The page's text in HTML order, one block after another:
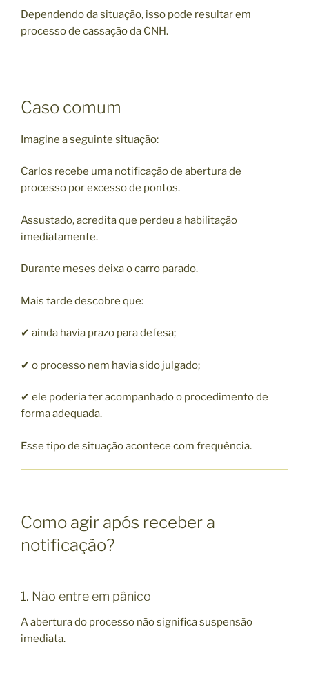
Dependendo da situação, isso pode resultar em
processo de cassação da CNH.
Caso comum
Imagine a seguinte situação:
Carlos recebe uma notificação de abertura de
processo por excesso de pontos.
Assustado, acredita que perdeu a habilitação
imediatamente.
Durante meses deixa o carro parado.
Mais tarde descobre que:
✔ ainda havia prazo para defesa;
✔ o processo nem havia sido julgado;
✔ ele poderia ter acompanhado o procedimento de
forma adequada.
Esse tipo de situação acontece com frequência.
Como agir após receber a
notificação?
1. Não entre em pânico
A abertura do processo não significa suspensão
imediata.